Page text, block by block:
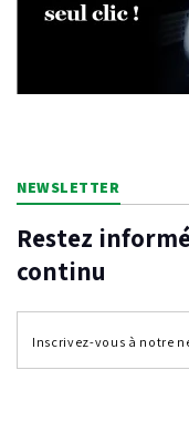
NEWSLETTER
Restez
continu